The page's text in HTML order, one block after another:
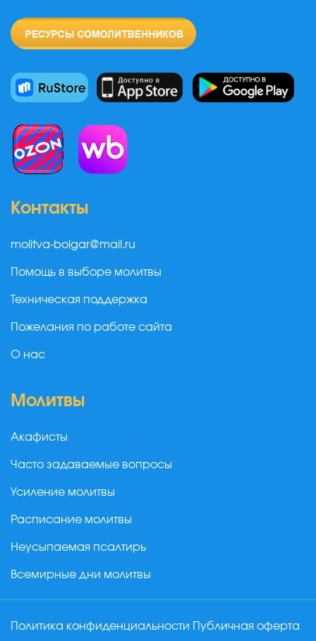
Контакты
molitva-bolgar@mail.ru
Помощь в выборе молитвы
Техническая поддержка
Пожелания по работе сайта
О нас
Молитвы
Акафисты
Часто задаваемые вопросы
Усиление молитвы
Расписание молитвы
Неусыпаемая псалтирь
Всемирные дни молитвы
Политика конфиденциальности Публичная оферта